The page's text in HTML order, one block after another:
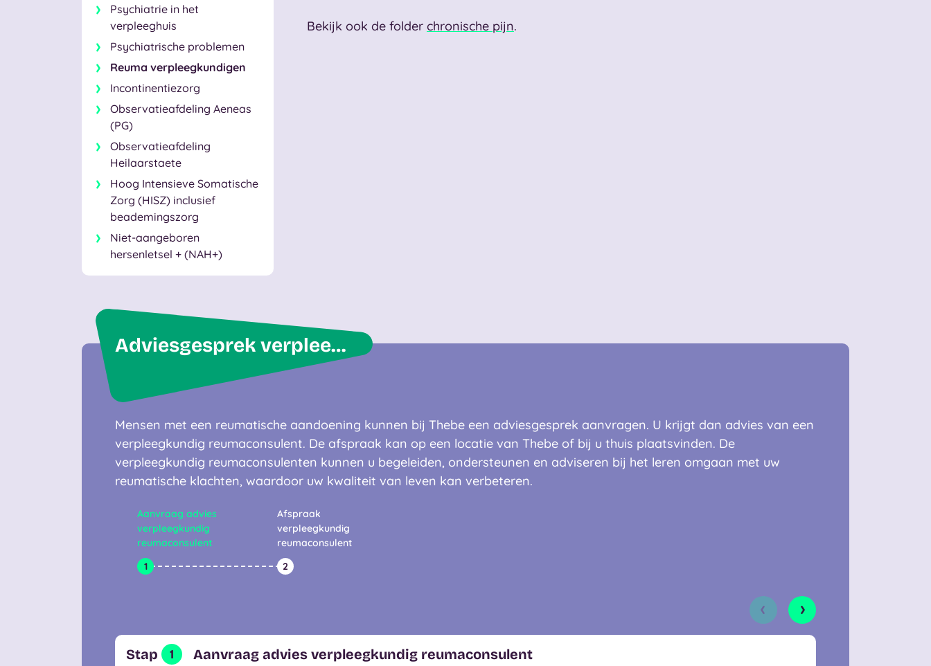
Bekijk ook de folder chronische pijn.
Psychiatrie in het
verpleeghuis
Psychiatrische problemen
Reuma verpleegkundigen
Incontinentiezorg
Observatieafdeling Aeneas
(PG)
Observatieafdeling
Heilaarstaete
Hoog Intensieve Somatische
Zorg (HISZ) inclusief
beademingszorg
Niet-aangeboren
hersenletsel + (NAH+)
Adviesgesprek verpleegkundig reumaconsulent - stap voor stap
Mensen met een reumatische aandoening kunnen bij Thebe een adviesgesprek aanvragen. U krijgt dan advies van een
verpleegkundig reumaconsulent. De afspraak kan op een locatie van Thebe of bij u thuis plaatsvinden. De
verpleegkundig reumaconsulenten kunnen u begeleiden, ondersteunen en adviseren bij het leren omgaan met uw
reumatische klachten, waardoor uw kwaliteit van leven kan verbeteren.
Aanvraag advies
verpleegkundig
reumaconsulent
Afspraak
verpleegkundig
reumaconsulent
Stap 1 Aanvraag advies verpleegkundig reumaconsulent